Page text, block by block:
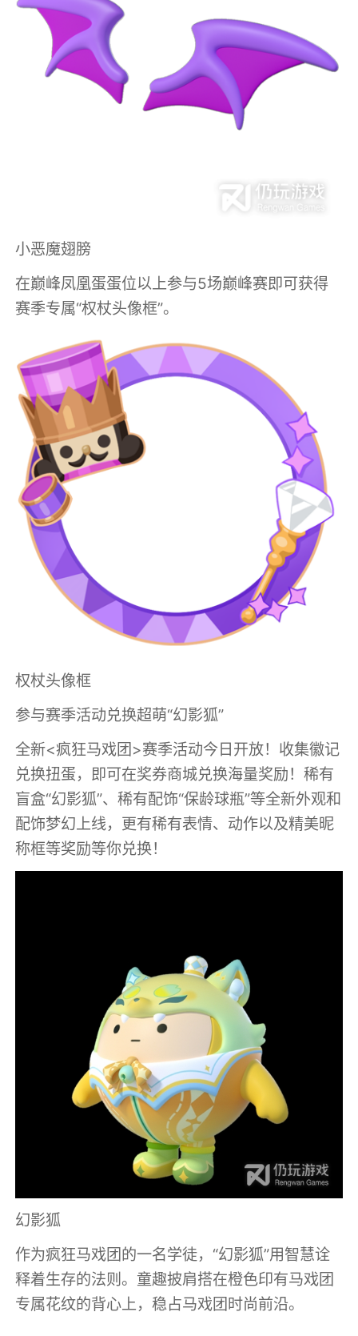
小恶魔翅膀
在巅峰凤凰蛋蛋位以上参与5场巅峰赛即可获得
赛季专属“权杖头像框”。
权杖头像框
参与赛季活动兑换超萌“幻影狐”
全新<疯狂马戏团>赛季活动今日开放！收集徽记
兑换扭蛋，即可在奖券商城兑换海量奖励！稀有
盲盒“幻影狐”、稀有配饰“保龄球瓶”等全新外观和
配饰梦幻上线，更有稀有表情、动作以及精美昵
称框等奖励等你兑换！
幻影狐
作为疯狂马戏团的一名学徒，“幻影狐”用智慧诠
释着生存的法则。童趣披肩搭在橙色印有马戏团
专属花纹的背心上，稳占马戏团时尚前沿。